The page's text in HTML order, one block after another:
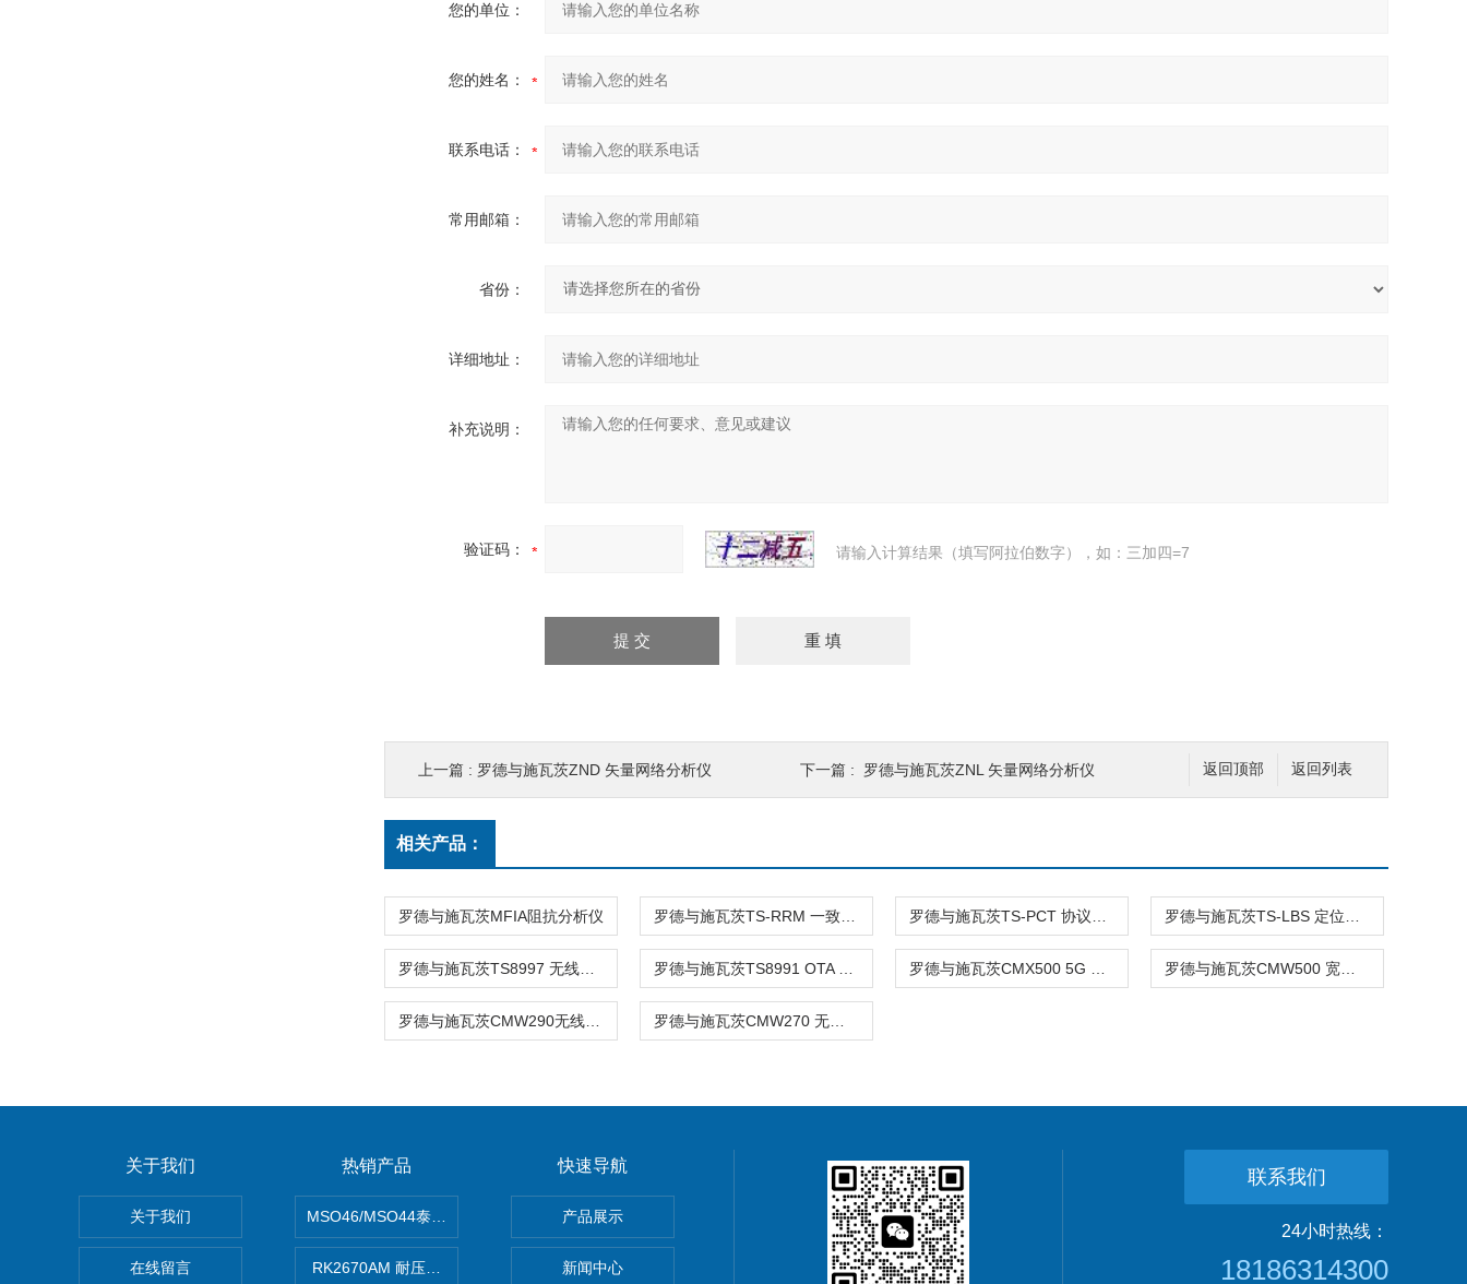
您的单位：
您的姓名：
联系电话：
常用邮箱：
省份：
详细地址：
补充说明：
验证码： 请输入计算结果（填写阿拉伯数字），如：三加四=7
返回列表
返回顶部
上一篇 : 罗德与施瓦茨ZND 矢量网络分析仪 下一篇 : 罗德与施瓦茨ZNL 矢量网络分析仪
相关产品：
罗德与施瓦茨MFIA阻抗分析仪
关于我们
关于我们
在线留言
热销产品
MSO46/MSO44泰克Tektronix MSO44/MSO46混合信号示波器
RK2670AM 耐压测试仪
快速导航
产品展示
新闻中心
联系我们
24小时热线：
18186314300